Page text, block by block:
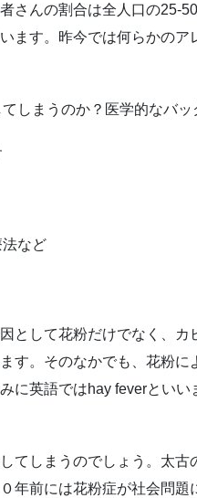
さんの割合は全人口の25-
ます。昨今では何らかのア
しまうのか？医学的なバッ
など
として花粉だけでなく、カ
す。そのなかでも、花粉に
に英語ではhay feverといい
てしまうのでしょう。太古
年前には花粉症が社会問題